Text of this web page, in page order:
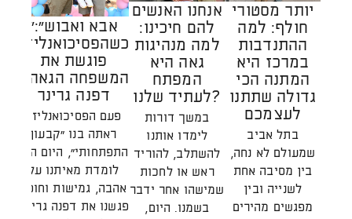
יותר מסטורי
חולף: למה
ההתנדבות
במרכז היא
המתנה הכי
גדולה שתתנו
לעצמכם
בתל אביב
שמעולם לא נחה,
בין מסיבה אחת
לשנייה ובין
מפגשים מהירים
אנחנו האנשים
להם חיכינו:
למה מנהיגות
גאה היא
המפתח
לעתיד שלנו?
במשך דורות
לימדו אותנו
להשתלב, להוריד
ראש או לחכות
שמישהו אחר ידבר
בשמנו. היום,
"אבא ואבוש":
כשהפסיכואנליזה
פוגשת את
המשפחה הגאה /
דפנה גרינר
פעם הפסיכואנליזה
ראתה בנו "קבעון
התפתחותי", היום היא
לומדת מאיתנו על
אהבה, גמישות וחוסן.
פגשנו את דפנה גרינר,